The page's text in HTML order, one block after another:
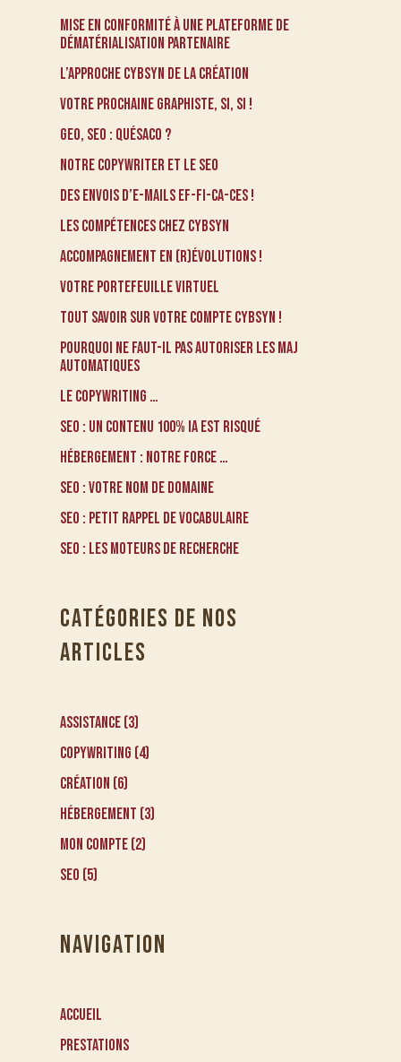
Mise en conformité à une Plateforme de
Dématérialisation Partenaire
L’approche CybSyn de la Création
Votre prochaine graphiste, si, si !
GEO, SEO : Quésaco ?
Notre Copywriter et le SEO
Des envois d’e-mails EF-FI-CA-CES !
Les compétences chez CybSyn
Accompagnement en (r)évolutions !
Votre portefeuille virtuel
Tout savoir sur votre compte CybSyn !
Pourquoi ne faut-il pas autoriser les MAJ
automatiques
Le Copywriting …
SEO : Un contenu 100% IA est risqué
Hébergement : notre force …
SEO : votre nom de domaine
SEO : petit rappel de vocabulaire
SEO : les moteurs de recherche
CATÉGORIES DE NOS
ARTICLES
Assistance(3)
Copywriting (4)
Création (6)
Hébergement (3)
Mon compte(2)
SEO (5)
NAVIGATION
Accueil
Prestations